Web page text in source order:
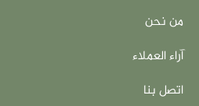
من نحن
آراء العملاء
اتصل بنا